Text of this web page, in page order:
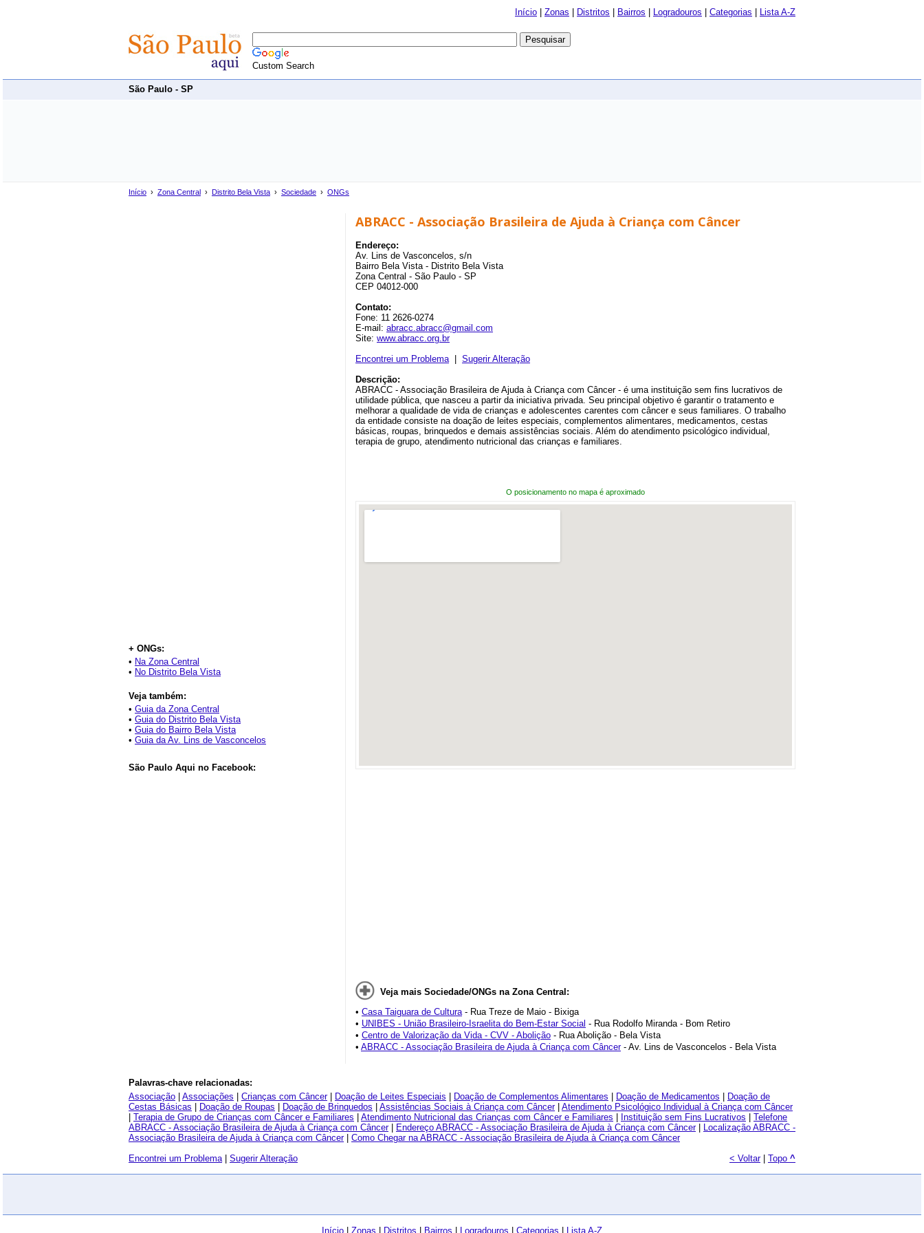
Início Zonas Distritos Bairros Logradouros Categorias Lista A-Z
Custom Search
São Paulo - SP
Início › Zona Central › Distrito Bela Vista › Sociedade › ONGs
+ ONGs:
• Na Zona Central
• No Distrito Bela Vista
Veja também:
• Guia da Zona Central
• Guia do Distrito Bela Vista
• Guia do Bairro Bela Vista
• Guia da Av. Lins de Vasconcelos
São Paulo Aqui no Facebook:
ABRACC - Associação Brasileira de Ajuda à Criança com Câncer
Endereço:
Av. Lins de Vasconcelos, s/n
Bairro Bela Vista - Distrito Bela Vista
Zona Central - São Paulo - SP
CEP 04012-000
Contato:
Fone: 11 2626-0274
E-mail: abracc.abracc@gmail.com
Site: www.abracc.org.br
Encontrei um Problema| Sugerir Alteração
Descrição:
ABRACC - Associação Brasileira de Ajuda à Criança com Câncer - é uma instituição sem fins lucrativos de
utilidade pública, que nasceu a partir da iniciativa privada. Seu principal objetivo é garantir o tratamento e
melhorar a qualidade de vida de crianças e adolescentes carentes com câncer e seus familiares. O trabalho
da entidade consiste na doação de leites especiais, complementos alimentares, medicamentos, cestas
básicas, roupas, brinquedos e demais assistências sociais. Além do atendimento psicológico individual,
terapia de grupo, atendimento nutricional das crianças e familiares.
O posicionamento no mapa é aproximado
Veja mais Sociedade/ONGs na Zona Central:
• Casa Taiguara de Cultura- Rua Treze de Maio - Bixiga
• UNIBES - União Brasileiro-Israelita do Bem-Estar Social - Rua Rodolfo Miranda - Bom Retiro
• Centro de Valorização da Vida - CVV - Abolição - Rua Abolição - Bela Vista
• ABRACC - Associação Brasileira de Ajuda à Criança com Câncer- Av. Lins de Vasconcelos - Bela Vista
Palavras-chave relacionadas:
Associação
Associações Crianças com Câncer| Doação de Leites Especiais Doação de Complementos Alimentares Doação de Medicamentos
Doação de
Cestas Básicas
Doação de Roupas Doação de Brinquedos Assistências Sociais à Criança com Câncer| Atendimento Psicológico Individual à Criança com Câncer
Terapia de Grupo de Crianças com Câncer e Familiares Atendimento Nutricional das Crianças com Câncer e Familiares Instituição sem Fins Lucrativos
Telefone
ABRACC - Associação Brasileira de Ajuda à Criança com Câncer| Endereço ABRACC - Associação Brasileira de Ajuda à Criança com Câncer|
Localização ABRACC -
Associação Brasileira de Ajuda à Criança com Câncer| Como Chegar na ABRACC - Associação Brasileira de Ajuda à Criança com Câncer
Encontrei um Problema| Sugerir Alteração < Voltar| Topo ^
Início Zonas Distritos Bairros Logradouros Categorias Lista A-Z